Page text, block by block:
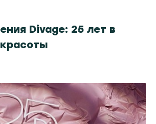
Divage: 25 лет в